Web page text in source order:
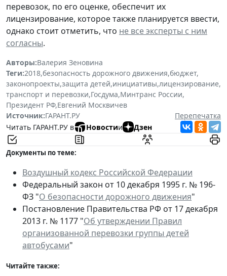
перевозок, по его оценке, обеспечит их
лицензирование, которое также планируется ввести,
однако стоит отметить, что не все эксперты с ним
согласны.
Авторы:Валерия Зеновина
Теги:2018,безопасность дорожного движения,бюджет,
законопроекты,защита детей,инициативы,лицензирование,
транспорт и перевозки,Госдума,Минтранс России,
Президент РФ,Евгений Москвичев
Источник:ГАРАНТ.РУ
Перепечатка
Читать ГАРАНТ.РУ в
Новостии Дзен
Документы по теме:
Воздушный кодекс Российской Федерации
Федеральный закон от 10 декабря 1995 г. № 196-
ФЗ "О безопасности дорожного движения"
Постановление Правительства РФ от 17 декабря
2013 г. № 1177 "Об утверждении Правил
организованной перевозки группы детей
автобусами"
Читайте также: